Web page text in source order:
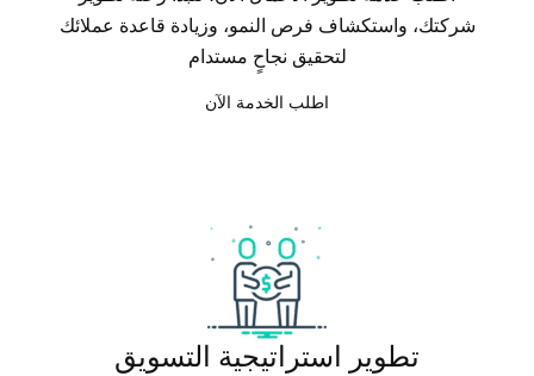
شركتك، واستكشاف فرص النمو، وزيادة قاعدة عملائك
لتحقيق نجاحٍ مستدام
اطلب الخدمة الآن
تطوير استراتيجية التسويق